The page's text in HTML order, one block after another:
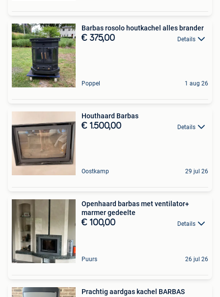
Barbas rosolo houtkachel alles brander
€ 375,00 Details
Poppel 1 aug 26
Houthaard Barbas
€ 1.500,00 Details
Oostkamp 29 jul 26
Openhaard barbas met ventilator+
marmer gedeelte
€ 100,00 Details
Puurs 26 jul 26
Prachtig aardgas kachel BARBAS